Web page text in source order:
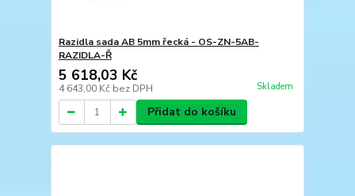
Razidla sada AB 5mm řecká - OS-ZN-5AB-
RAZIDLA-Ř
5 618,03 Kč
4 643,00 Kč bez DPH Skladem
Přidat do košíku